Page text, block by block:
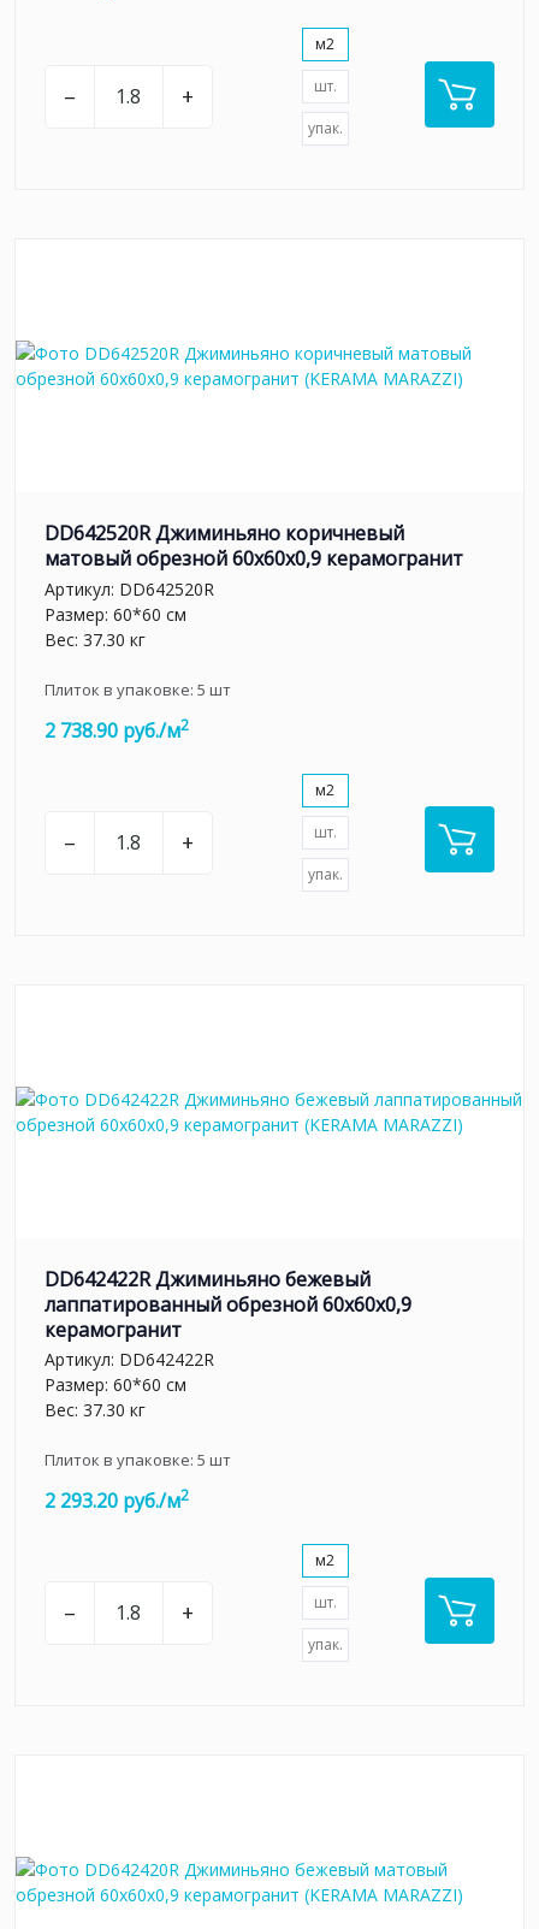
– +
м2
шт.
упак.
DD642520R Джиминьяно коричневый
матовый обрезной 60х60x0,9 керамогранит
Артикул: DD642520R
Размер: 60*60 см
Вес: 37.30 кг
Плиток в упаковке: 5 шт
2 738.90 руб./м2
– +
м2
шт.
упак.
DD642422R Джиминьяно бежевый
лаппатированный обрезной 60х60x0,9
керамогранит
Артикул: DD642422R
Размер: 60*60 см
Вес: 37.30 кг
Плиток в упаковке: 5 шт
2 293.20 руб./м2
– +
м2
шт.
упак.